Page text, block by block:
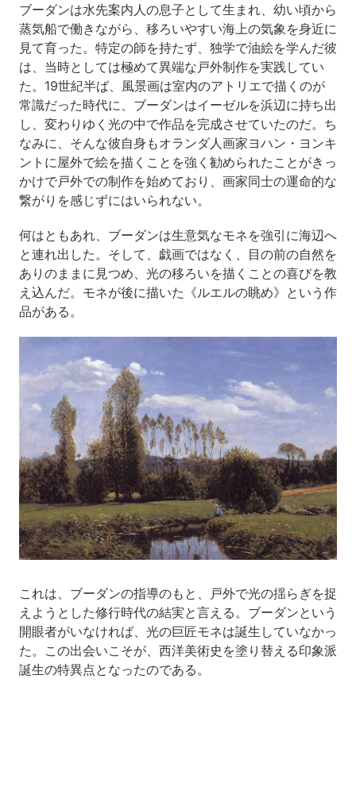
ブーダンは水先案内人の息子として生まれ、幼い頃から
蒸気船で働きながら、移ろいやすい海上の気象を身近に
見て育った。特定の師を持たず、独学で油絵を学んだ彼
は、当時としては極めて異端な戸外制作を実践してい
た。19世紀半ば、風景画は室内のアトリエで描くのが
常識だった時代に、ブーダンはイーゼルを浜辺に持ち出
し、変わりゆく光の中で作品を完成させていたのだ。ち
なみに、そんな彼自身もオランダ人画家ヨハン・ヨンキ
ントに屋外で絵を描くことを強く勧められたことがきっ
かけで戸外での制作を始めており、画家同士の運命的な
繋がりを感じずにはいられない。
何はともあれ、ブーダンは生意気なモネを強引に海辺へ
と連れ出した。そして、戯画ではなく、目の前の自然を
ありのままに見つめ、光の移ろいを描くことの喜びを教
え込んだ。モネが後に描いた《ルエルの眺め》という作
品がある。
これは、ブーダンの指導のもと、戸外で光の揺らぎを捉
えようとした修行時代の結実と言える。ブーダンという
開眼者がいなければ、光の巨匠モネは誕生していなかっ
た。この出会いこそが、西洋美術史を塗り替える印象派
誕生の特異点となったのである。